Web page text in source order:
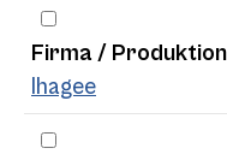
Firma / Produktion
Ihagee